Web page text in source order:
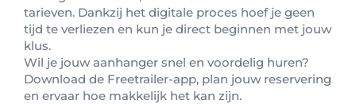
tarieven. Dankzij het digitale proces hoef je geen
tijd te verliezen en kun je direct beginnen met jouw
klus.
Wil je jouw aanhanger snel en voordelig huren?
Download de Freetrailer-app, plan jouw reservering
en ervaar hoe makkelijk het kan zijn.